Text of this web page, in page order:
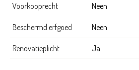
Voorkooprecht Neen
Beschermd erfgoed Neen
Renovatieplicht Ja